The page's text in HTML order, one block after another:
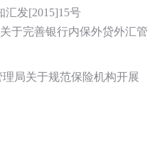
汇发[2015]15号
于完善银行内保外贷外汇管
局关于规范保险机构开展